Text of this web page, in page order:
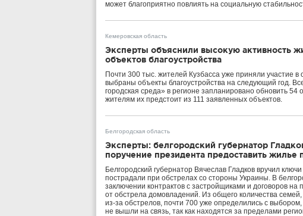
может благоприятно повлиять на социальную
Кемеровская область
Эксперты объяснили высокую активность
объектов благоустройства
Почти 300 тыс. жителей Кузбасса уже приняли участие в
выбраны объекты благоустройства на следующий год.
городская среда» в регионе запланировано обновить
жителям их предстоит из 111 заявленных объектов.
Белгородская область
Эксперты: белгородский губернатор
поручение президента предоставить жилье
Белгородский губернатор Вячеслав Гладков вручил
пострадали при обстрелах со стороны Украины. В
заключении контрактов с застройщиками и договоров
от обстрела домовладений. Из общего количества
из‑за обстрелов, почти 700 уже определились с
не вышли на связь, так как находятся за пределами